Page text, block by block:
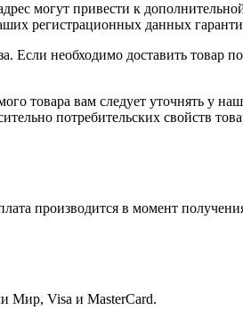
могут привести к
регистрационных данных
Если необходимо доставить
товара вам следует уточнять у
потребительских свойств
производится в момент
Мир, Visa и MasterCard.